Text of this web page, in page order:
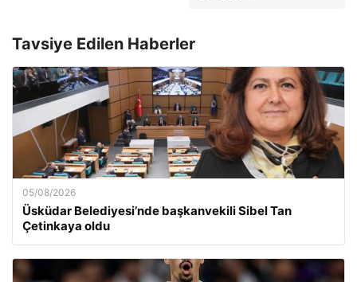
Tavsiye Edilen Haberler
05/08/2026
Üsküdar Belediyesi’nde başkanvekili Sibel Tan
Çetinkaya oldu